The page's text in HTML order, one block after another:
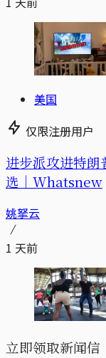
美国
仅限注册用户
进步派攻进特
选｜Whatsnew
姚拏云
1 天前
立即领取新闻信